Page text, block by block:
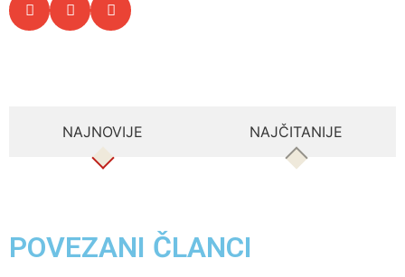
NAJNOVIJE NAJČITANIJE
POVEZANI ČLANCI